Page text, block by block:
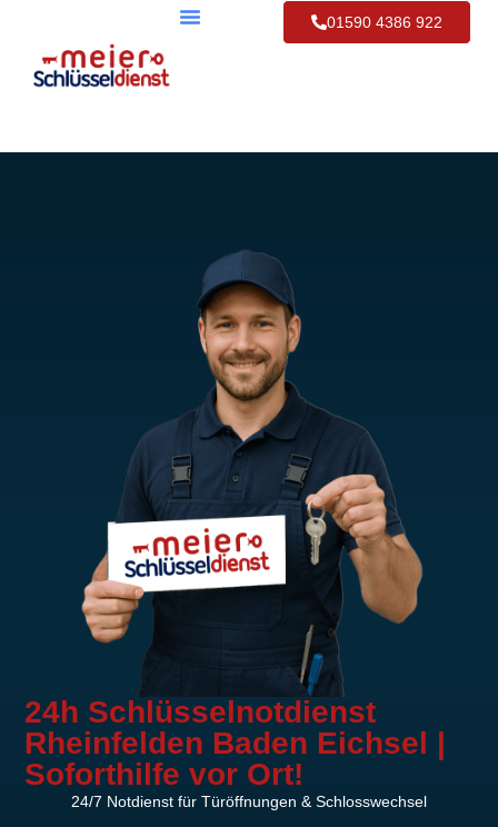
01590 4386 922
24h Schlüsselnotdienst
Rheinfelden Baden Eichsel |
Soforthilfe vor Ort!
24/7 Notdienst für Türöffnungen & Schlosswechsel